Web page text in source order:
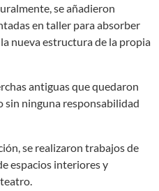
se añadieron
en taller para absorber
nueva estructura de la propia
antiguas que quedaron
sin ninguna responsabilidad
se realizaron trabajos de
espacios interiores y